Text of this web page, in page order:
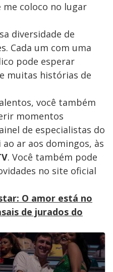
coloco no lugar
diversidade de
Cada um com uma
pode esperar
muitas histórias de
você também
momentos
de especialistas do
ao ar aos domingos, às
. Você também pode
no site oficial
O amor está no
de jurados do